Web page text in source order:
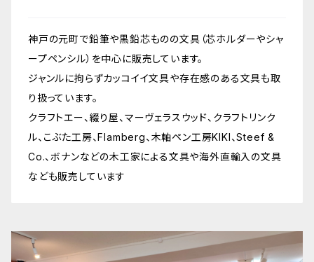
神戸の元町で鉛筆や黒鉛芯ものの文具（芯ホルダーやシャ
ープペンシル）を中心に販売しています。
ジャンルに拘らずカッコイイ文具や存在感のある文具も取
り扱っています。
クラフトエー、綴り屋、マーヴェラスウッド、クラフトリンク
ル、こぶた工房、Flamberg、木軸ペン工房KIKI、Steef &
Co.、ボナンなどの木工家による文具や海外直輸入の文具
なども販売しています